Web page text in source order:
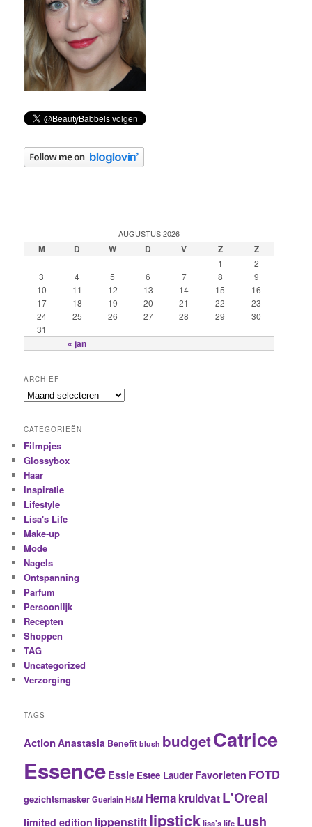
AUGUSTUS 2026
M D W D V Z Z
« jan
1
2
3
4 5 6 7 8
9
10
11 12 13 14 15
16
17
18 19 20 21 22
23
24
25 26 27 28 29
30
31
ARCHIEF
CATEGORIEËN
Filmpjes
Glossybox
Haar
Inspiratie
Lifestyle
Lisa's Life
Make-up
Mode
Nagels
Ontspanning
Parfum
Persoonlijk
Recepten
Shoppen
TAG
Uncategorized
Verzorging
TAGS
ActionAnastasia Benefit blush budgetCatrice
EssenceEssie Estee Lauder Favorieten FOTD
gezichtsmaskerGuerlain H&M HemakruidvatL'Oreal
limited edition lippenstiftlipsticklisa's life Lush